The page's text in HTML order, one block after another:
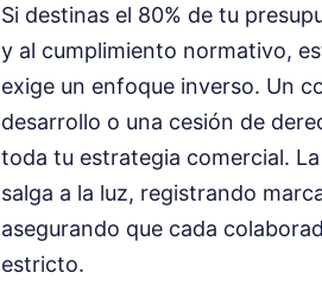
Si destinas el 80% de tu
y al cumplimiento normativo,
exige un enfoque inverso. Un
desarrollo o una cesión de
toda tu estrategia comercial.
salga a la luz, registrando
asegurando que cada
estricto.